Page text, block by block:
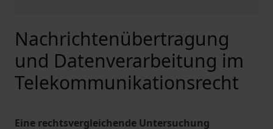
Nachrichtenübertragung
und Datenverarbeitung im
Telekommunikationsrecht
Eine rechtsvergleichende Untersuchung